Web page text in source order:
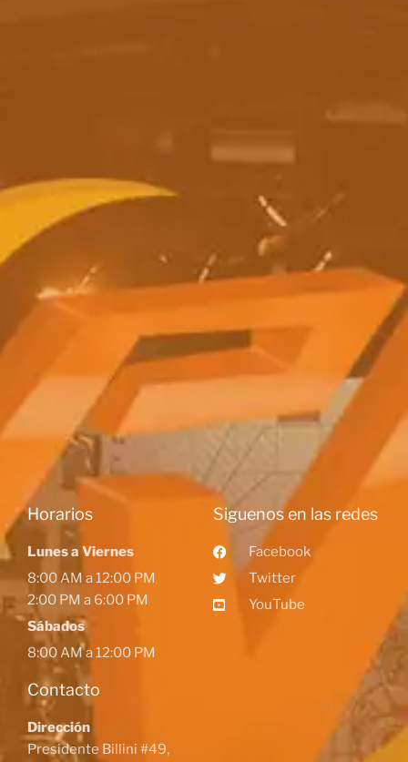
Horarios
Lunes a Viernes
8:00 AM a 12:00 PM
2:00 PM a 6:00 PM
Sábados
8:00 AM a 12:00 PM
Contacto
Dirección
Presidente Billini #49,
Siguenos en las redes
Facebook
Twitter
YouTube